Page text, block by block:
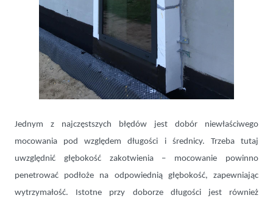
Jednym z najczęstszych błędów jest dobór niewłaściwego
mocowania pod względem długości i średnicy. Trzeba tutaj
uwzględnić głębokość zakotwienia – mocowanie powinno
penetrować podłoże na odpowiednią głębokość, zapewniając
wytrzymałość. Istotne przy doborze długości jest również